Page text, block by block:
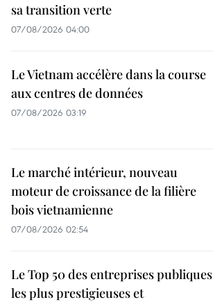
sa transition verte
07/08/2026 04:00
Le Vietnam accélère dans la course
aux centres de données
07/08/2026 03:19
Le marché intérieur, nouveau
moteur de croissance de la filière
bois vietnamienne
07/08/2026 02:54
Le Top 50 des entreprises publiques
les plus prestigieuses et